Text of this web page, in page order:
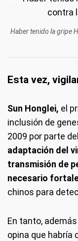
Haber tenido la gripe
Esta vez,
Sun Honglei, el
inclusión de
2009 por parte
adaptación del
transmisión de
necesario
chinos para
En tanto,
opina que habría